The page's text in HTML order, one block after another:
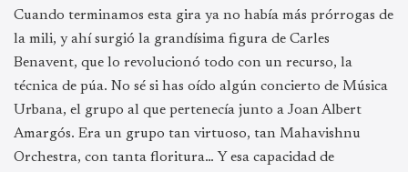
Cuando terminamos esta gira ya no había más prórrogas de
la mili, y ahí surgió la grandísima figura de Carles
Benavent, que lo revolucionó todo con un recurso, la
técnica de púa. No sé si has oído algún concierto de Música
Urbana, el grupo al que pertenecía junto a Joan Albert
Amargós. Era un grupo tan virtuoso, tan Mahavishnu
Orchestra, con tanta floritura… Y esa capacidad de